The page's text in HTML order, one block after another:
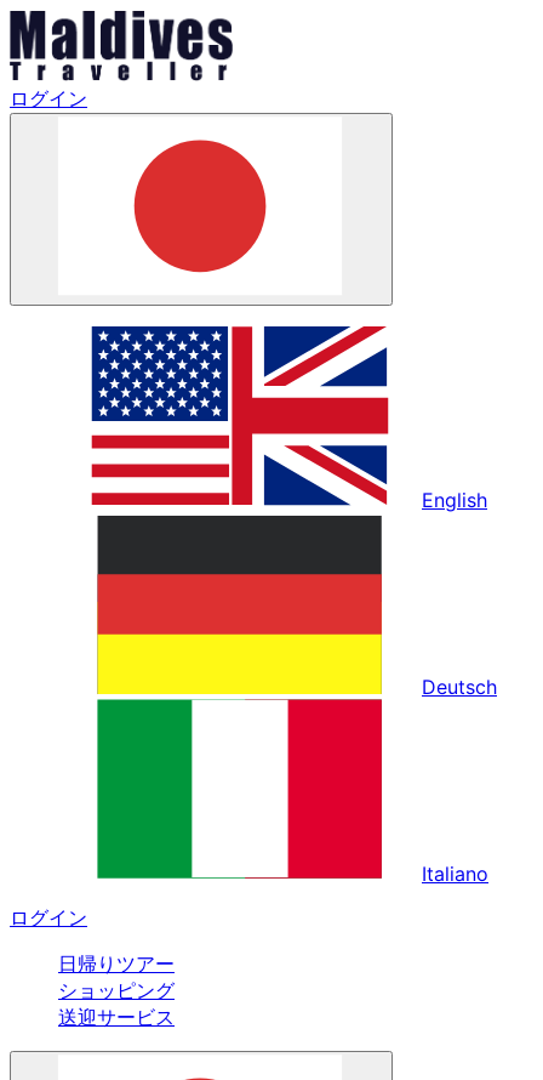
ログイン
English
Deutsch
Italiano
ログイン
日帰りツアー
ショッピング
送迎サービス